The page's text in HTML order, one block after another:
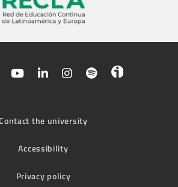
the university
Accessibility
Privacy policy